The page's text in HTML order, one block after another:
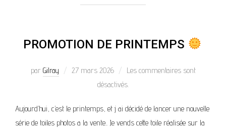
PROMOTION DE PRINTEMPS
par Gilray 27 mars 2026
Les commentaires sont
désactivés.
Aujourd’hui, c’est le printemps, et j ai décidé de lancer une nouvelle
série de toiles photos a la vente.. Je vends cette toile réalisée sur la